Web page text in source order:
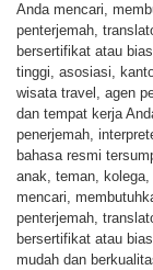
Anda mencari,
penterjemah,
bersertifikat atau
tinggi, asosiasi,
wisata travel, agen
dan tempat kerja
penerjemah,
bahasa resmi
anak, teman,
mencari,
penterjemah,
bersertifikat atau
mudah dan